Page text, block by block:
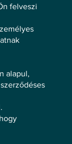
felveszi
alapul,